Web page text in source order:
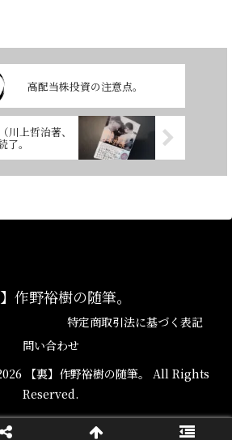
高配当株投資の注意点。
川上哲治著、
。
】作野裕樹の随筆。
特定商取引法に基づく表記
問い合わせ
【裏】作野裕樹の随筆。 All Rights
Reserved.